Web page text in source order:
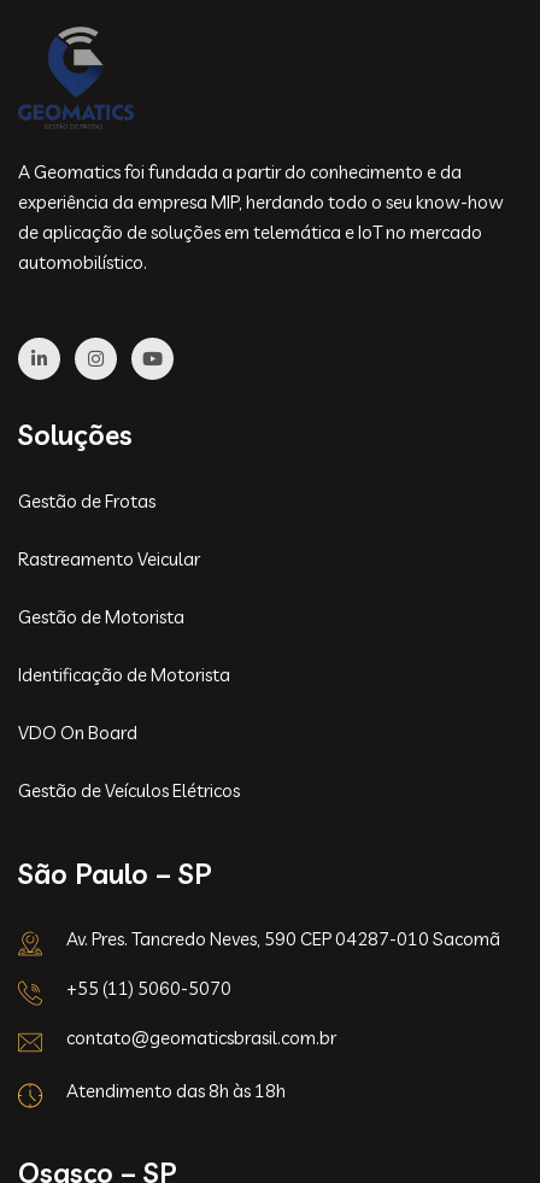
A Geomatics foi fundada a partir do conhecimento e da
experiência da empresa MIP, herdando todo o seu know-how
de aplicação de soluções em telemática e IoT no mercado
automobilístico.
Soluções
Gestão de Frotas
Rastreamento Veicular
Gestão de Motorista
Identificação de Motorista
VDO On Board
Gestão de Veículos Elétricos
São Paulo – SP
Av. Pres. Tancredo Neves, 590 CEP 04287-010 Sacomã
+55 (11) 5060-5070
contato@geomaticsbrasil.com.br
Atendimento das 8h às 18h
Osasco – SP